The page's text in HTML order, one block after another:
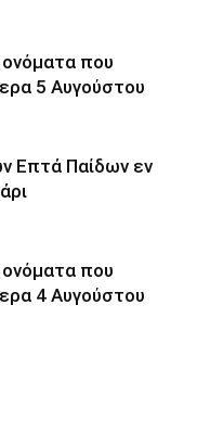
που
5 Αυγούστου
Επτά Παίδων εν
που
4 Αυγούστου